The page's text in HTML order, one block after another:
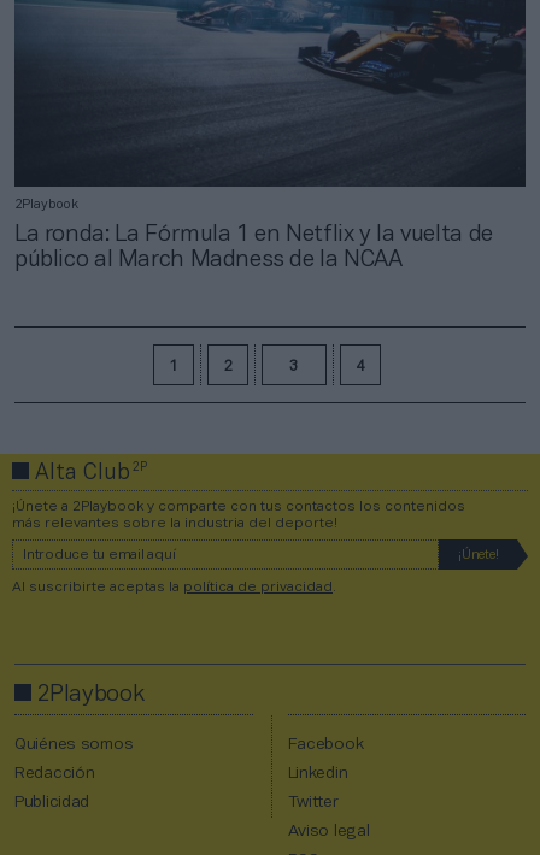
2Playbook
La ronda: La Fórmula 1 en Netflix y la vuelta de
público al March Madness de la NCAA
1 2 3 4
Alta Club2P
¡Únete a 2Playbook y comparte con tus contactos los contenidos
más relevantes sobre la industria del deporte!
Al suscribirte aceptas la política de privacidad
2Playbook
Quiénes somos
Redacción
Publicidad
Facebook
Linkedin
Twitter
Aviso legal